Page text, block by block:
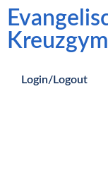
Login/Logout